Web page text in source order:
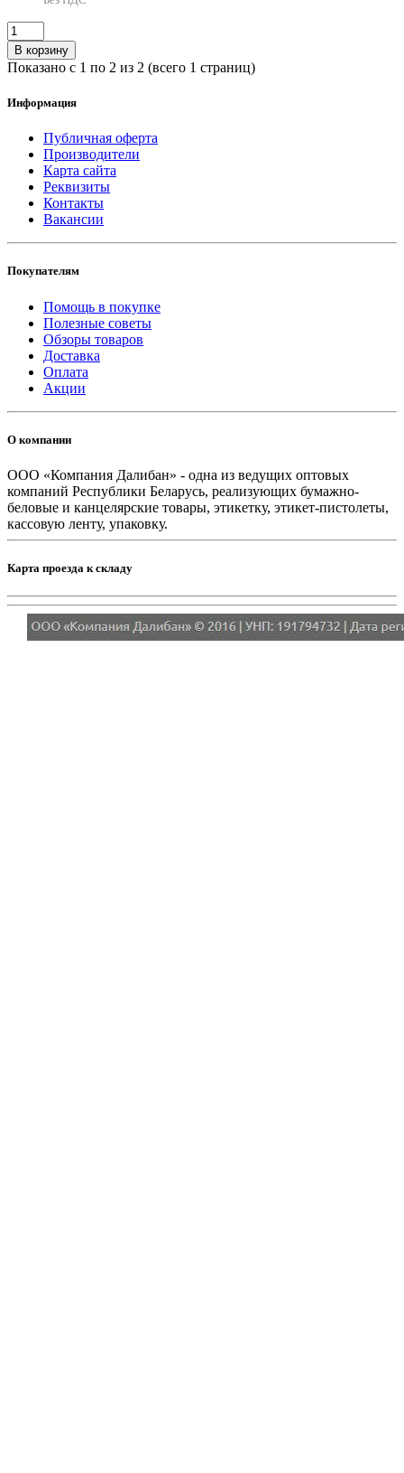
В корзину
Показано с 1 по 2 из 2 (всего 1 страниц)
Информация
Публичная оферта
Производители
Карта сайта
Реквизиты
Контакты
Вакансии
Покупателям
Помощь в покупке
Полезные советы
Обзоры товаров
Доставка
Оплата
Акции
О компании
ООО «Компания Далибан» - одна из ведущих оптовых
компаний Республики Беларусь, реализующих бумажно-
беловые и канцелярские товары, этикетку, этикет-пистолеты,
кассовую ленту, упаковку.
Карта проезда к складу